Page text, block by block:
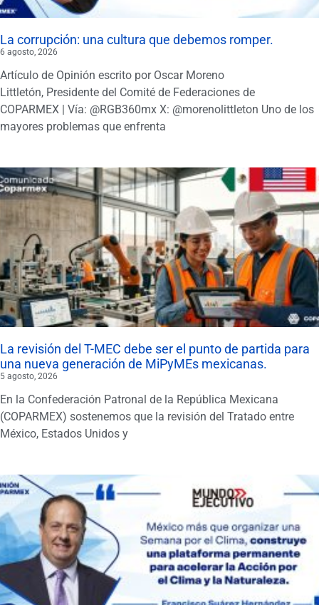
La corrupción: una cultura que debemos romper.
6 agosto, 2026
Artículo de Opinión escrito por Oscar Moreno
Littletón, Presidente del Comité de Federaciones de
COPARMEX | Vía: @RGB360mx X: @morenolittleton Uno de los
mayores problemas que enfrenta
La revisión del T-MEC debe ser el punto de partida para
una nueva generación de MiPyMEs mexicanas.
5 agosto, 2026
En la Confederación Patronal de la República Mexicana
(COPARMEX) sostenemos que la revisión del Tratado entre
México, Estados Unidos y